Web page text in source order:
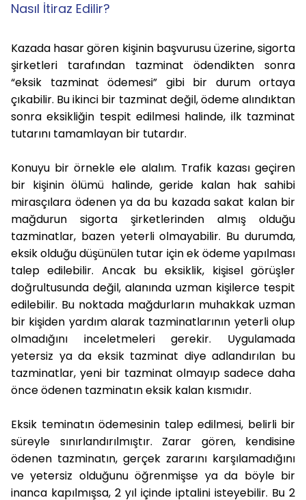
Nasıl İtiraz Edilir?
Kazada hasar gören kişinin başvurusu üzerine, sigorta
şirketleri tarafından tazminat ödendikten sonra
“eksik tazminat ödemesi” gibi bir durum ortaya
çıkabilir. Bu ikinci bir tazminat değil, ödeme alındıktan
sonra eksikliğin tespit edilmesi halinde, ilk tazminat
tutarını tamamlayan bir tutardır.
Konuyu bir örnekle ele alalım. Trafik kazası geçiren
bir kişinin ölümü halinde, geride kalan hak sahibi
mirasçılara ödenen ya da bu kazada sakat kalan bir
mağdurun sigorta şirketlerinden almış olduğu
tazminatlar, bazen yeterli olmayabilir. Bu durumda,
eksik olduğu düşünülen tutar için ek ödeme yapılması
talep edilebilir. Ancak bu eksiklik, kişisel görüşler
doğrultusunda değil, alanında uzman kişilerce tespit
edilebilir. Bu noktada mağdurların muhakkak uzman
bir kişiden yardım alarak tazminatlarının yeterli olup
olmadığını inceletmeleri gerekir. Uygulamada
yetersiz ya da eksik tazminat diye adlandırılan bu
tazminatlar, yeni bir tazminat olmayıp sadece daha
önce ödenen tazminatın eksik kalan kısmıdır.
Eksik teminatın ödemesinin talep edilmesi, belirli bir
süreyle sınırlandırılmıştır. Zarar gören, kendisine
ödenen tazminatın, gerçek zararını karşılamadığını
ve yetersiz olduğunu öğrenmişse ya da böyle bir
inanca kapılmışsa, 2 yıl içinde iptalini isteyebilir. Bu 2